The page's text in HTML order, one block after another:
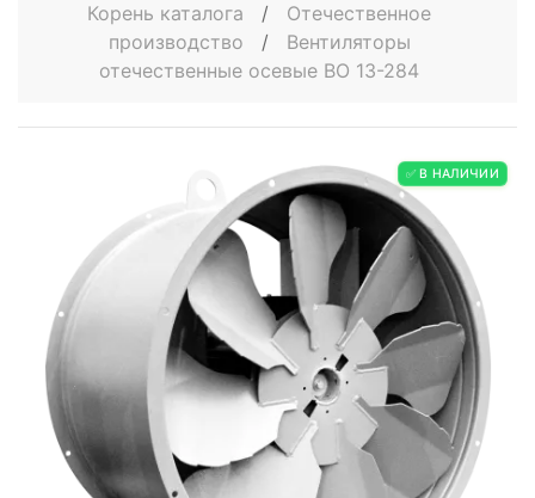
Корень каталога /
Отечественное
производство
/
Вентиляторы
отечественные осевые ВО 13-284
✅ В НАЛИЧИИ